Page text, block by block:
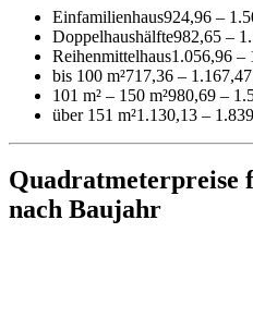
Einfamilienhaus924,96 –
Doppelhaushälfte982,65 –
Reihenmittelhaus1.056,96 –
bis 100 m²717,36 –
101 m² – 150 m²980,69 –
über 151 m²1.130,13 –
Quadratmeterpreise
nach Baujahr